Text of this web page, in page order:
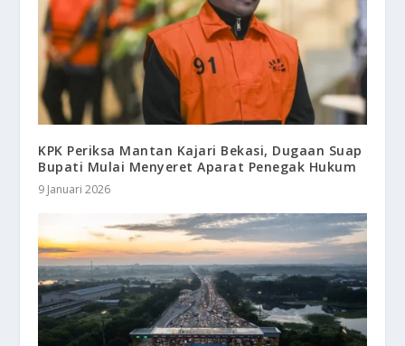
KPK Periksa Mantan Kajari Bekasi, Dugaan Suap
Bupati Mulai Menyeret Aparat Penegak Hukum
9 Januari 2026